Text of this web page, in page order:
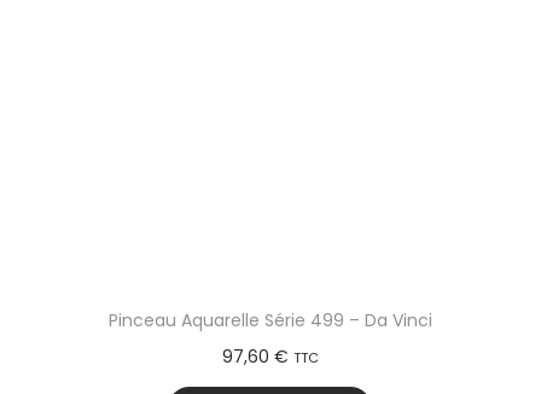
Pinceau Aquarelle Série 499 – Da Vinci
97,60 € TTC